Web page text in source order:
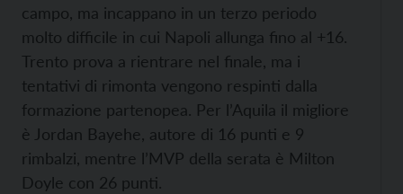
campo, ma incappano in un terzo periodo
molto difficile in cui Napoli allunga fino al +16.
Trento prova a rientrare nel finale, ma i
tentativi di rimonta vengono respinti dalla
formazione partenopea. Per l’Aquila il migliore
è Jordan Bayehe, autore di 16 punti e 9
rimbalzi, mentre l’MVP della serata è Milton
Doyle con 26 punti.